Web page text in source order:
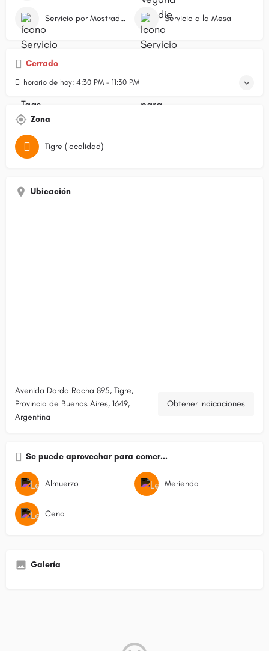
Servicio por Mostrador/Caja Servicio a la Mesa
Cerrado
El horario de hoy: 4:30 PM - 11:30 PM
Zona
Tigre (localidad)
Ubicación
Avenida Dardo Rocha 895, Tigre,
Provincia de Buenos Aires, 1649,
Argentina
Obtener Indicaciones
Se puede aprovechar para comer...
Almuerzo Merienda
Cena
Galería